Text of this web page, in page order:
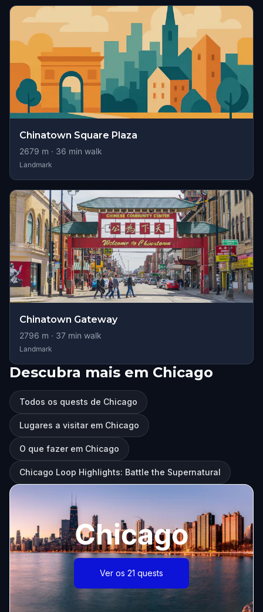
Chinatown Square Plaza
2679 m · 36 min walk
Landmark
Chinatown Gateway
2796 m · 37 min walk
Landmark
Descubra mais em Chicago
Todos os quests de Chicago
Lugares a visitar em Chicago
O que fazer em Chicago
Chicago Loop Highlights: Battle the Supernatural
Chicago
Ver os 21 quests